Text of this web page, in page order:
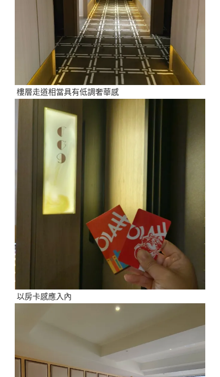
樓層走道相當具有低調奢華感
以房卡感應入內